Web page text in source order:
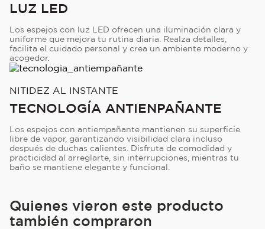
LUZ LED
Los espejos con luz LED ofrecen una iluminación clara y
uniforme que mejora tu rutina diaria. Realza detalles,
facilita el cuidado personal y crea un ambiente moderno y
acogedor.
NITIDEZ AL INSTANTE
TECNOLOGÍA ANTIENPAÑANTE
Los espejos con antiempañante mantienen su superficie
libre de vapor, garantizando visibilidad clara incluso
después de duchas calientes. Disfruta de comodidad y
practicidad al arreglarte, sin interrupciones, mientras tu
baño se mantiene elegante y funcional.
Quienes vieron este producto
también compraron